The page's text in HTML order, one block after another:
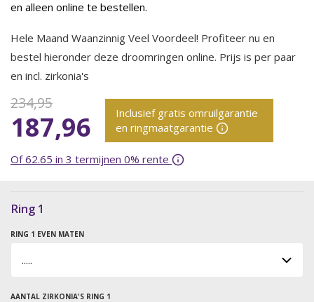
en alleen online te bestellen.
Hele Maand Waanzinnig Veel Voordeel! Profiteer nu en
bestel hieronder deze droomringen online. Prijs is per paar
en incl. zirkonia's
234,95
187,96
Inclusief gratis omruilgarantie
en ringmaatgarantie
Of 62.65 in 3 termijnen 0% rente
Ring 1
RING 1 EVEN MATEN
AANTAL ZIRKONIA'S RING 1